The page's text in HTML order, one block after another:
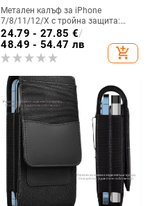
Метален калъф за iPhone
7/8/11/12/X с тройна защита:
удароустойчив, прахоустойчив и
запечатан
24.79 - 27.85 €/
48.49 - 54.47 лв
add_shopping_cart